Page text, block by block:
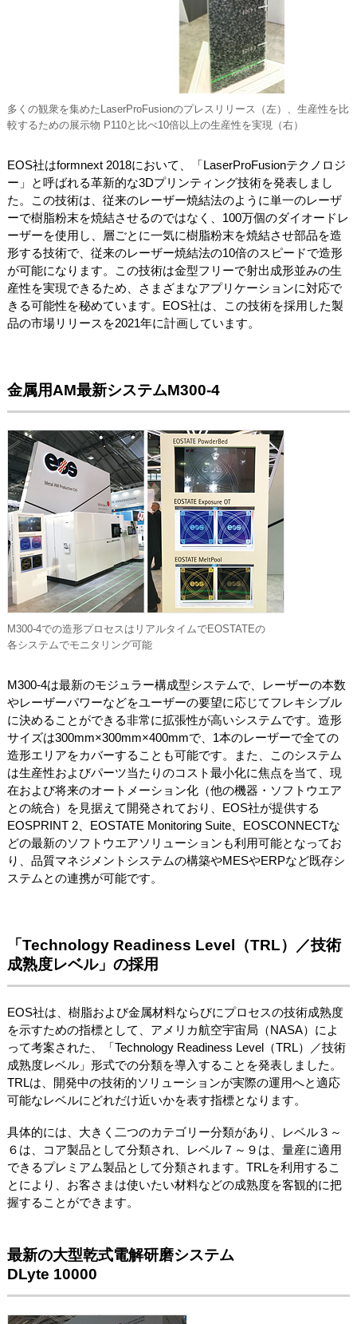
多くの観衆を集めたLaserProFusionのプレスリリース（左）、生産性を比
較するための展示物 P110と比べ10倍以上の生産性を実現（右）
EOS社はformnext 2018において、「LaserProFusionテクノロジ
ー」と呼ばれる革新的な3Dプリンティング技術を発表しまし
た。この技術は、従来のレーザー焼結法のように単一のレーザ
ーで樹脂粉末を焼結させるのではなく、100万個のダイオードレ
ーザーを使用し、層ごとに一気に樹脂粉末を焼結させ部品を造
形する技術で、従来のレーザー焼結法の10倍のスピードで造形
が可能になります。この技術は金型フリーで射出成形並みの生
産性を実現できるため、さまざまなアプリケーションに対応で
きる可能性を秘めています。EOS社は、この技術を採用した製
品の市場リリースを2021年に計画しています。
金属用AM最新システムM300-4
M300-4での造形プロセスはリアルタイムでEOSTATEの
各システムでモニタリング可能
M300-4は最新のモジュラー構成型システムで、レーザーの本数
やレーザーパワーなどをユーザーの要望に応じてフレキシブル
に決めることができる非常に拡張性が高いシステムです。造形
サイズは300mm×300mm×400mmで、1本のレーザーで全ての
造形エリアをカバーすることも可能です。また、このシステム
は生産性およびパーツ当たりのコスト最小化に焦点を当て、現
在および将来のオートメーション化（他の機器・ソフトウエア
との統合）を見据えて開発されており、EOS社が提供する
EOSPRINT 2、EOSTATE Monitoring Suite、EOSCONNECTな
どの最新のソフトウエアソリューションも利用可能となってお
り、品質マネジメントシステムの構築やMESやERPなど既存シ
ステムとの連携が可能です。
「Technology Readiness Level（TRL）／技術
成熟度レベル」の採用
EOS社は、樹脂および金属材料ならびにプロセスの技術成熟度
を示すための指標として、アメリカ航空宇宙局（NASA）によ
って考案された、「Technology Readiness Level（TRL）／技術
成熟度レベル」形式での分類を導入することを発表しました。
TRLは、開発中の技術的ソリューションが実際の運用へと適応
可能なレベルにどれだけ近いかを表す指標となります。
具体的には、大きく二つのカテゴリー分類があり、レベル３～
６は、コア製品として分類され、レベル７～９は、量産に適用
できるプレミアム製品として分類されます。TRLを利用するこ
とにより、お客さまは使いたい材料などの成熟度を客観的に把
握することができます。
最新の大型乾式電解研磨システム
DLyte 10000